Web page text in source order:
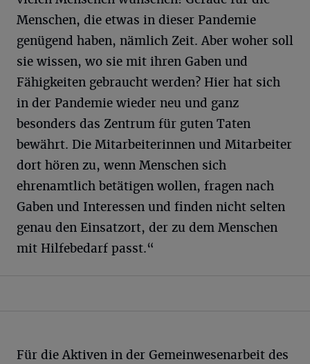
Menschen, die etwas in dieser Pandemie
genügend haben, nämlich Zeit. Aber woher soll
sie wissen, wo sie mit ihren Gaben und
Fähigkeiten gebraucht werden? Hier hat sich
in der Pandemie wieder neu und ganz
besonders das Zentrum für guten Taten
bewährt. Die Mitarbeiterinnen und Mitarbeiter
dort hören zu, wenn Menschen sich
ehrenamtlich betätigen wollen, fragen nach
Gaben und Interessen und finden nicht selten
genau den Einsatzort, der zu dem Menschen
mit Hilfebedarf passt.“
Für die Aktiven in der Gemeinwesenarbeit des